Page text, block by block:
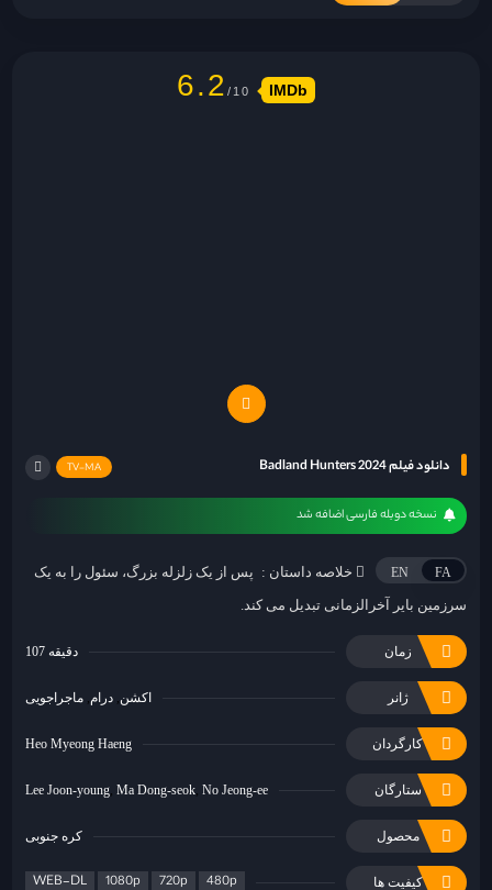
دانلود فیلم Badland Hunters 2024 TV-MA
نسخه دوبله فارسی اضافه شد
FA
EN خلاصه داستان : پس از یک زلزله بزرگ، سئول را به یک
سرزمین بایر آخرالزمانی تبدیل می کند.
زمان 107 دقیقه
ژانر اکشن درام ماجراجویی
کارگردان Heo Myeong Haeng
ستارگان Lee Joon-young Ma Dong-seok No Jeong-ee
محصول کره جنوبی
کیفیت ها WEB-DL 1080p 720p 480p
6.2 IMDb